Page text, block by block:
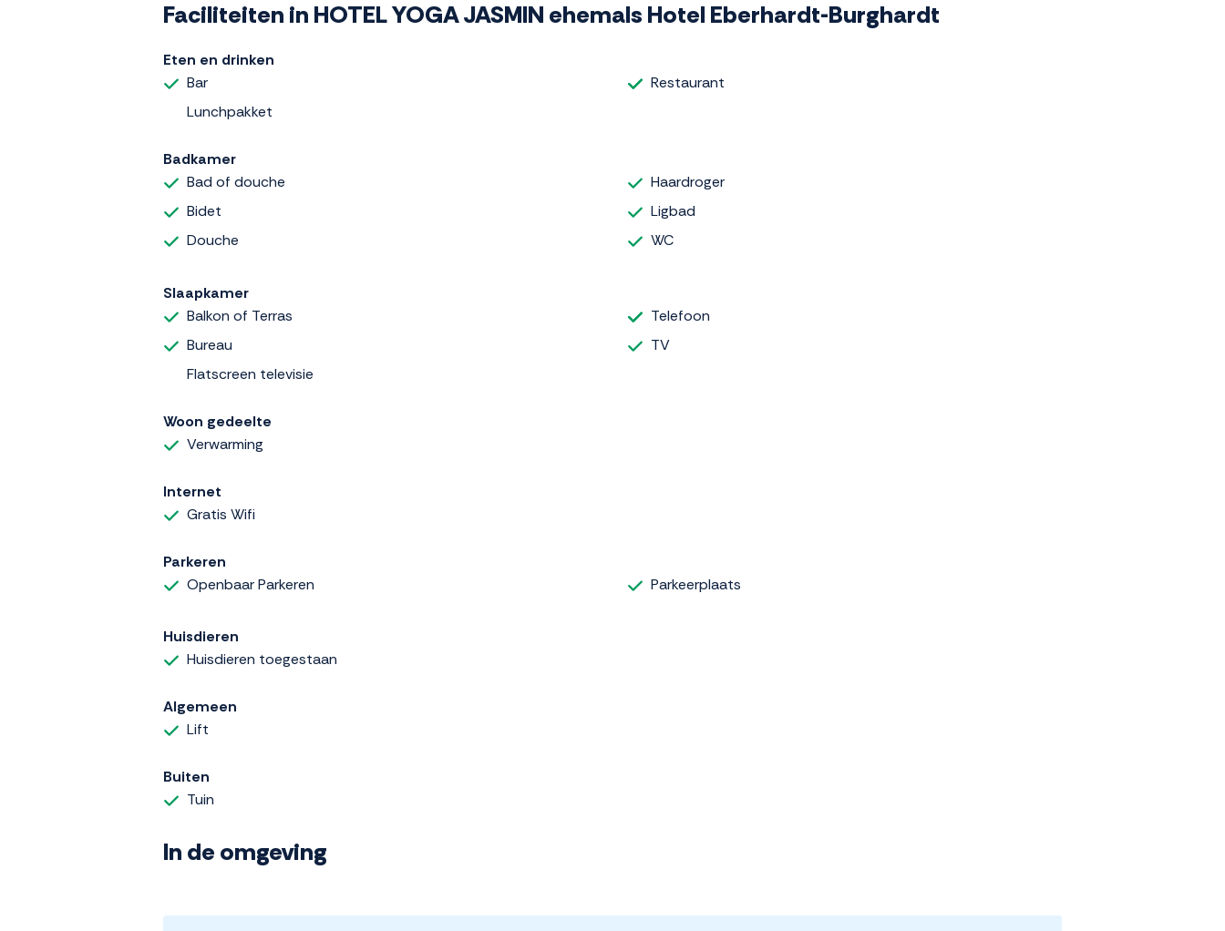
Faciliteiten in HOTEL YOGA JASMIN ehemals Hotel Eberhardt-Burghardt
Eten en drinken
Bar
Lunchpakket
Restaurant
Badkamer
Bad of douche
Bidet
Douche
Haardroger
Ligbad
WC
Slaapkamer
Balkon of Terras
Bureau
Flatscreen televisie
Telefoon
TV
Woon gedeelte
Verwarming
Internet
Gratis Wifi
Parkeren
Openbaar Parkeren
Parkeerplaats
Huisdieren
Huisdieren toegestaan
Algemeen
Lift
Buiten
Tuin
In de omgeving